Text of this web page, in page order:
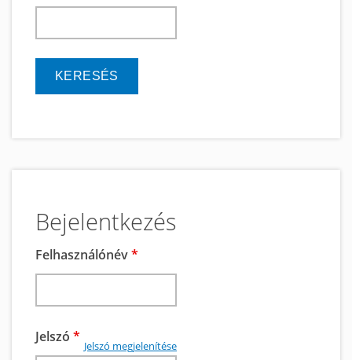
Bejelentkezés
Felhasználónév*
Jelszó *
Jelszó megjelenítése